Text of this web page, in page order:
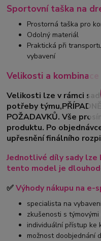
Sportovní taška na
Prostorná taška pro
Odolný materiál
Praktická při
vybavení
Velikosti a kombinace :
Velikosti lze v rámci
potřeby
POŽADAVKŮ. Vše
produktu. Po
upřesnění finálního
Jednotlivé díly sady lze
tento model je
✅Výhody nákupu na e-
specialista na
zkušenosti s
individuální přístup ke
možnost doobjednání